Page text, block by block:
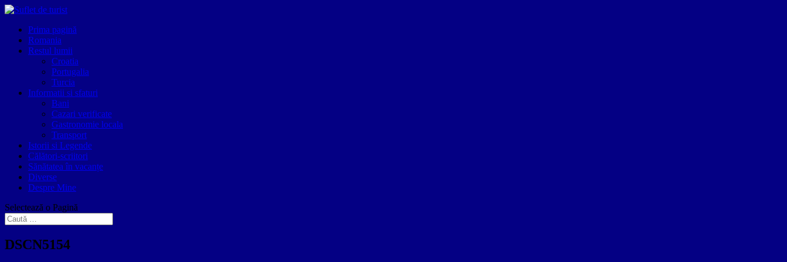
Prima pagină
Romania
Restul lumii
Croatia
Portugalia
Turcia
Informatii si sfaturi
Bani
Cazari verificate
Gastronomie locala
Transport
Istorii si Legende
Călători-scriitori
Sănătatea în vacanțe
Diverse
Despre Mine
Selectează o Pagină
DSCN5154